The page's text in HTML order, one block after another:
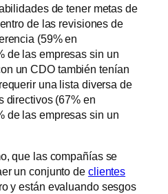
de tener metas de
de las revisiones de
(59% en
de las empresas sin un
un CDO también tenían
una lista diversa de
directivos (67% en
de las empresas sin un
que las compañías se
un conjunto de clientes
y están evaluando sesgos